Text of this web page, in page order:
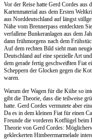
Vor der Reise hatte Gerd Cordes
Kartenmaterial aus dem Ersten
aus Norddeutschland auf längst
Nähe vom Brennerpass entdeckten
verfallene Bunkeranlagen aus dem
dann frühmorgens nach dem
Auf dem rechten Bild sieht man
Deutschland auf eine spezielle Art
dem gerade fertig geschweißten Fiat
Scheppern der Glocken gegen die
waren.
Warum der Wagen für die Kühe so
gibt die Theorie, dass die teilweise
hatte. Gerd Cordes vermutete aber
Da es in dem kleinen Fiat für einen
Freunde die vorderen Kotflügel beim
Theorie von Gerd Cordes:
gekleckerten Himbeermarmelade